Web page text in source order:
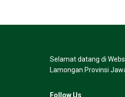
Selamat datang di
Lamongan Provinsi
Follow Us